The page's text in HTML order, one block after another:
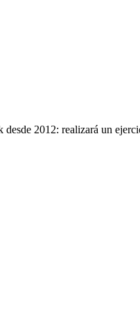
2012: realizará un